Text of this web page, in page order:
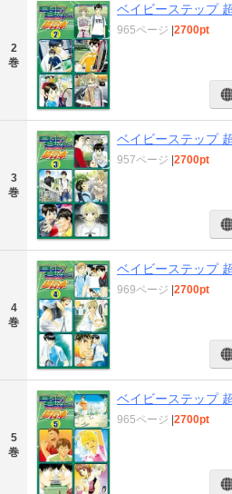
2
巻
ベイビーステップ
965ページ |2700pt
3
巻
ベイビーステップ
957ページ |2700pt
4
巻
ベイビーステップ
969ページ |2700pt
5
巻
ベイビーステップ
965ページ |2700pt